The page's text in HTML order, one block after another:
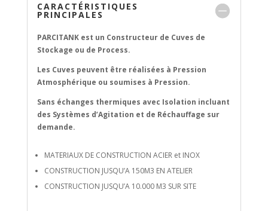
CARACTÉRISTIQUES
PRINCIPALES
PARCITANK est un Constructeur de Cuves de
Stockage ou de Process.
Les Cuves peuvent être réalisées à Pression
Atmosphérique ou soumises à Pression.
Sans échanges thermiques avec Isolation incluant
des Systèmes d’Agitation et de Réchauffage sur
demande.
MATERIAUX DE CONSTRUCTION ACIER et INOX
CONSTRUCTION JUSQU’A 150M3 EN ATELIER
CONSTRUCTION JUSQU’A 10.000 M3 SUR SITE